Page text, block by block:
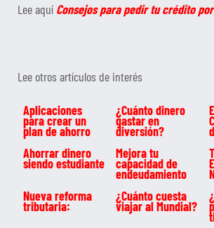
Lee aquí Consejos para pedir tu crédito
Lee otros artículos de interés
Aplicaciones
para crear un
plan de ahorro
¿Cuánto dinero
gastar en
diversión?
Ahorrar dinero
siendo estudiante
Mejora tu
capacidad de
endeudamiento
Nueva reforma
tributaria:
¿Cuánto cuesta
viajar al Mundial?